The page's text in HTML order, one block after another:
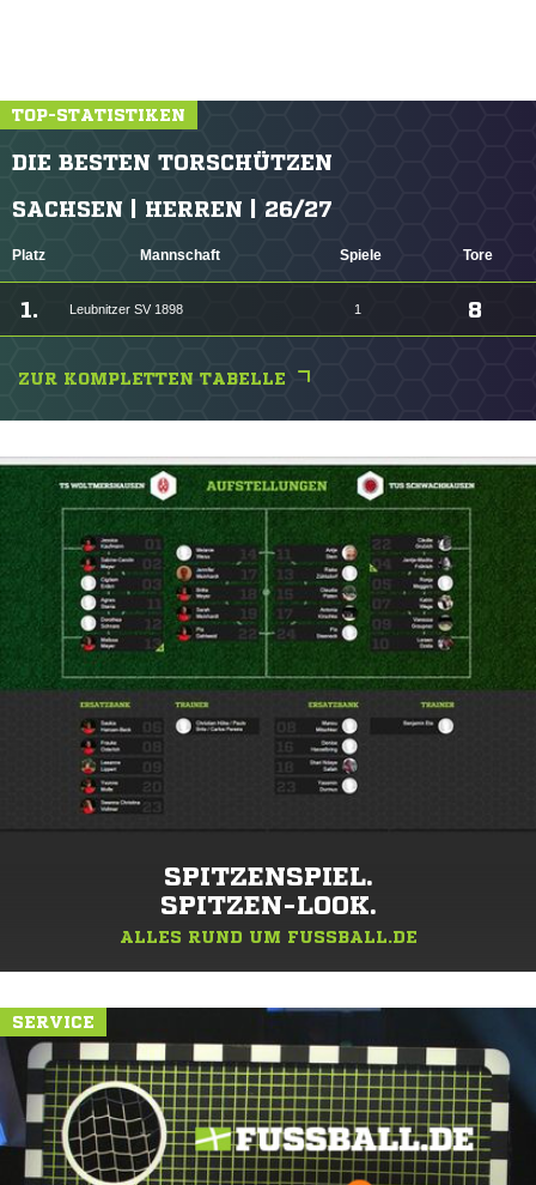
TOP-STATISTIKEN
DIE BESTEN TORSCHÜTZEN
SACHSEN | HERREN | 26/27
Platz Mannschaft Spiele Tore
1. Leubnitzer SV 1898 1 8
ZUR KOMPLETTEN TABELLE
SPITZENSPIEL.
SPITZEN-LOOK.
ALLES RUND UM FUSSBALL.DE
SERVICE